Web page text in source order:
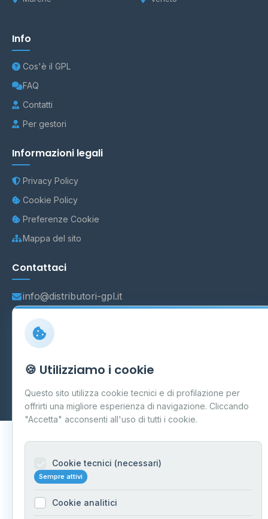
Info
Cos'è il GPL
FAQ
Contatti
Per gestori
Informazioni legali
Privacy Policy
Cookie Policy
Preferenze Cookie
Mappa del sito
Contattaci
info@distributori-gpl.it
Carpi P.IVA 03859300364
Dati forniti daMinistero delle Imprese e del Made in Italy
Aggiornamento quotidiano
🍪 Utilizziamo i cookie
Questo sito utilizza cookie tecnici e di profilazione per
offrirti una migliore esperienza di navigazione. Cliccando
"Accetta" acconsenti all'uso di tutti i cookie.
Cookie tecnici (necessari)
Sempre attivi
Cookie analitici